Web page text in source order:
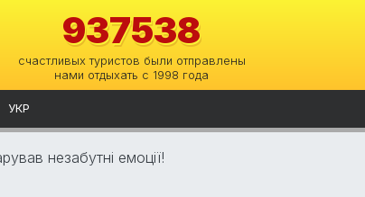
937538
счастливых туристов были отправлены
нами отдыхать с 1998 года
УКР
незабутні емоції!